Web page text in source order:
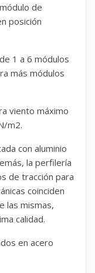
de
posición
1 a 6 módulos
más módulos
viento máximo
m2.
con aluminio
la perfilería
de tracción para
coinciden
las mismas,
calidad.
en acero